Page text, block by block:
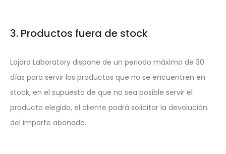
3. Productos fuera de stock
Lajara Laboratory dispone de un periodo máximo de 30
días para servir los productos que no se encuentren en
stock, en el supuesto de que no sea posible servir el
producto elegido, el cliente podrá solicitar la devolución
del importe abonado.